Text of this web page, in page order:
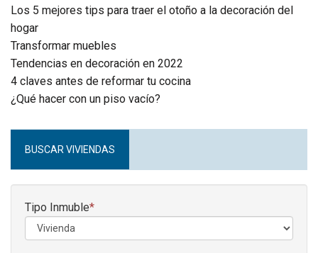
Los 5 mejores tips para traer el otoño a la decoración del
hogar
Transformar muebles
Tendencias en decoración en 2022
4 claves antes de reformar tu cocina
¿Qué hacer con un piso vacío?
BUSCAR VIVIENDAS
Tipo Inmuble*